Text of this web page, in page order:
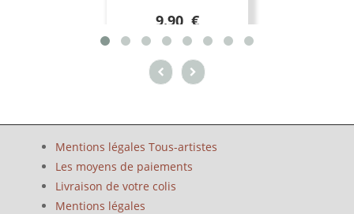
9.90 €
Mentions légales Tous-artistes
Les moyens de paiements
Livraison de votre colis
Mentions légales